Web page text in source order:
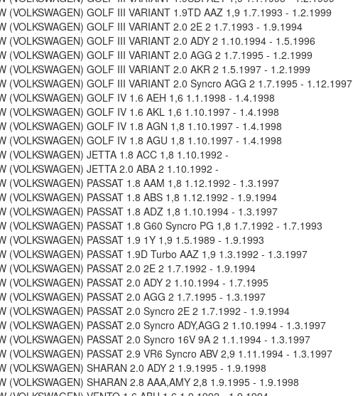
(VOLKSWAGEN) GOLF III VARIANT 1.9TD AAZ 1,9 1.7.1993 - 1.2.1999
(VOLKSWAGEN) GOLF III VARIANT 2.0 2E 2 1.7.1993 - 1.9.1994
(VOLKSWAGEN) GOLF III VARIANT 2.0 ADY 2 1.10.1994 - 1.5.1996
(VOLKSWAGEN) GOLF III VARIANT 2.0 AGG 2 1.7.1995 - 1.2.1999
(VOLKSWAGEN) GOLF III VARIANT 2.0 AKR 2 1.5.1997 - 1.2.1999
(VOLKSWAGEN) GOLF III VARIANT 2.0 Syncro AGG 2 1.7.1995 - 1.12.1997
(VOLKSWAGEN) GOLF IV 1.6 AEH 1,6 1.1.1998 - 1.4.1998
(VOLKSWAGEN) GOLF IV 1.6 AKL 1,6 1.10.1997 - 1.4.1998
(VOLKSWAGEN) GOLF IV 1.8 AGN 1,8 1.10.1997 - 1.4.1998
(VOLKSWAGEN) GOLF IV 1.8 AGU 1,8 1.10.1997 - 1.4.1998
(VOLKSWAGEN) JETTA 1.8 ACC 1,8 1.10.1992 -
(VOLKSWAGEN) JETTA 2.0 ABA 2 1.10.1992 -
(VOLKSWAGEN) PASSAT 1.8 AAM 1,8 1.12.1992 - 1.3.1997
(VOLKSWAGEN) PASSAT 1.8 ABS 1,8 1.12.1992 - 1.9.1994
(VOLKSWAGEN) PASSAT 1.8 ADZ 1,8 1.10.1994 - 1.3.1997
(VOLKSWAGEN) PASSAT 1.8 G60 Syncro PG 1,8 1.7.1992 - 1.7.1993
(VOLKSWAGEN) PASSAT 1.9 1Y 1,9 1.5.1989 - 1.9.1993
(VOLKSWAGEN) PASSAT 1.9D Turbo AAZ 1,9 1.3.1992 - 1.3.1997
(VOLKSWAGEN) PASSAT 2.0 2E 2 1.7.1992 - 1.9.1994
(VOLKSWAGEN) PASSAT 2.0 ADY 2 1.10.1994 - 1.7.1995
(VOLKSWAGEN) PASSAT 2.0 AGG 2 1.7.1995 - 1.3.1997
(VOLKSWAGEN) PASSAT 2.0 Syncro 2E 2 1.7.1992 - 1.9.1994
(VOLKSWAGEN) PASSAT 2.0 Syncro ADY,AGG 2 1.10.1994 - 1.3.1997
(VOLKSWAGEN) PASSAT 2.0 Syncro 16V 9A 2 1.1.1994 - 1.3.1997
(VOLKSWAGEN) PASSAT 2.9 VR6 Syncro ABV 2,9 1.11.1994 - 1.3.1997
(VOLKSWAGEN) SHARAN 2.0 ADY 2 1.9.1995 - 1.9.1998
(VOLKSWAGEN) SHARAN 2.8 AAA,AMY 2,8 1.9.1995 - 1.9.1998